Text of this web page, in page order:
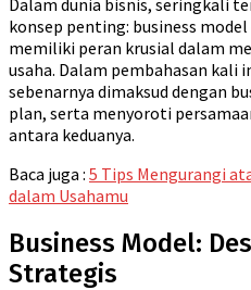
konsep penting: business model
memiliki peran krusial dalam
usaha. Dalam pembahasan kali
sebenarnya dimaksud dengan
plan, serta menyoroti
antara keduanya.
Baca juga : 5 Tips Mengurangi
dalam Usahamu
Business Model:
Strategis